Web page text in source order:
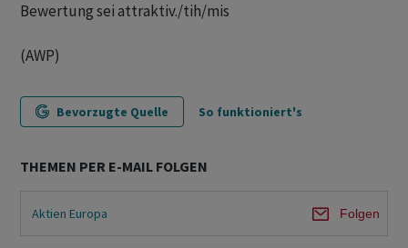
Bewertung sei attraktiv./tih/mis
(AWP)
Bevorzugte Quelle So funktioniert's
THEMEN PER E-MAIL FOLGEN
Aktien Europa Folgen